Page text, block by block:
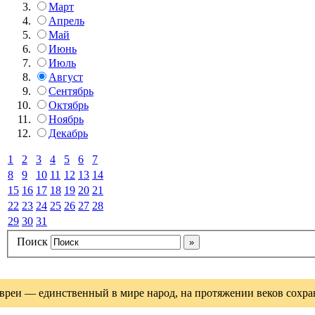
Март
Апрель
Май
Июнь
Июль
Август
Сентябрь
Октябрь
Ноябрь
Декабрь
1 2 3 4 5 6
7
8
9 10 11 12 13 14
15 16 17 18 19 20 21
22 23 24 25 26 27 28
29 30 31
Поиск
— единственный в мире народ, на протяжении веков